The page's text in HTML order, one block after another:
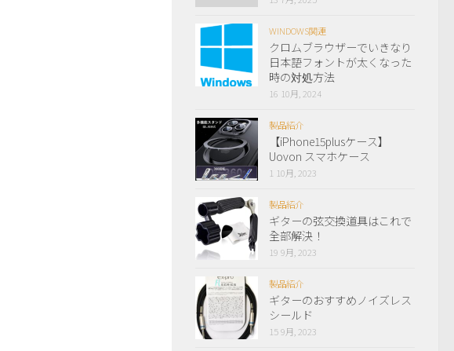
WINDOWS関連
クロムブラウザーでいきなり
日本語フォントが太くなった
時の対処方法
16 10月, 2024
製品紹介
【iPhone15plusケース】
Uovon スマホケース
1 10月, 2023
製品紹介
ギターの弦交換道具はこれで
全部解決！
19 9月, 2023
製品紹介
ギターのおすすめノイズレス
シールド
15 9月, 2023